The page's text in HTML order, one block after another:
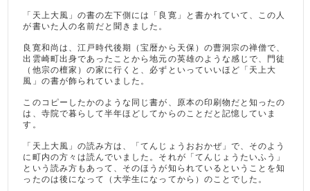
「天上大風」の書の左下側には「良寛」と書かれていて、この人
が書いた人の名前だと聞きました。
良寛和尚は、江戸時代後期（宝暦から天保）の曹洞宗の禅僧で、
出雲崎町出身であったことから地元の英雄のような感じで、門徒
（他宗の檀家）の家に行くと、必ずといっていいほど「天上大
風」の書が飾られていました。
このコピーしたかのような同じ書が、原本の印刷物だと知ったの
は、寺院で暮らして半年ほどしてからのことだと記憶していま
す。
「天上大風」の読み方は、「てんじょうおおかぜ」で、そのよう
に町内の方々は読んでいました。それが「てんじょうたいふう」
という読み方もあって、そのほうが知られているということを知
ったのは後になって（大学生になってから）のことでした。